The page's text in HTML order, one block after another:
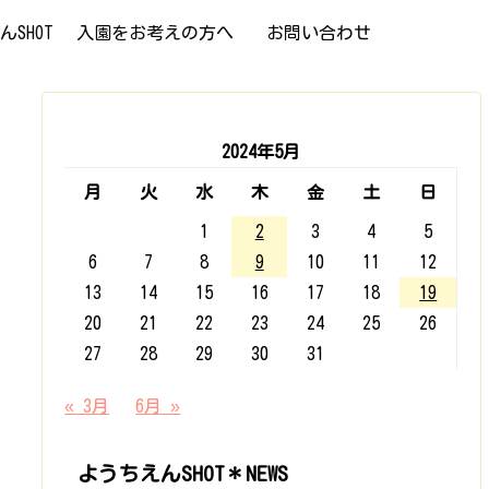
SHOT 入園をお考えの方へ お問い合わせ
2024年5月
月 火 水 木 金 土 日
1 2 3 4
5
6
7 8 9 10 11
12
13
14 15 16 17 18
19
20
21 22 23 24 25
26
27
28 29 30 31
« 3月 6月 »
ようちえんSHOT＊NEWS